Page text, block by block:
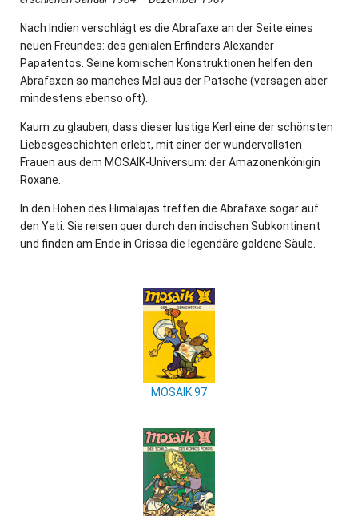
Nach Indien verschlägt es die Abrafaxe an der Seite eines
neuen Freundes: des genialen Erfinders Alexander
Papatentos. Seine komischen Konstruktionen helfen den
Abrafaxen so manches Mal aus der Patsche (versagen aber
mindestens ebenso oft).
Kaum zu glauben, dass dieser lustige Kerl eine der schönsten
Liebesgeschichten erlebt, mit einer der wundervollsten
Frauen aus dem MOSAIK-Universum: der Amazonenkönigin
Roxane.
In den Höhen des Himalajas treffen die Abrafaxe sogar auf
den Yeti. Sie reisen quer durch den indischen Subkontinent
und finden am Ende in Orissa die legendäre goldene Säule.
MOSAIK 97